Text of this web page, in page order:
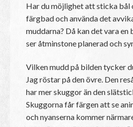
Har du möjlighet att sticka bål
färgbad och använda det
muddarna? Då kan det vara en
ser åtminstone planerad och
Vilken mudd på bilden tycker
Jag röstar på den övre. Den
har mer skuggor än den
Skuggorna får färgen att se
och nyanserna kommer